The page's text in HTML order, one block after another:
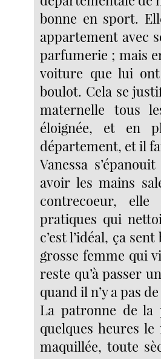
bonne en sport.
appartement avec
parfumerie ; mais
voiture que lui
boulot. Cela se
maternelle tous
éloignée, et en
département, et il
Vanessa
avoir les mains
contrecoeur, elle
pratiques qui
c’est l’idéal, ça
grosse femme qui
reste qu’à passer
quand il n’y a pas
La patronne de la
quelques heures
maquillée, toute